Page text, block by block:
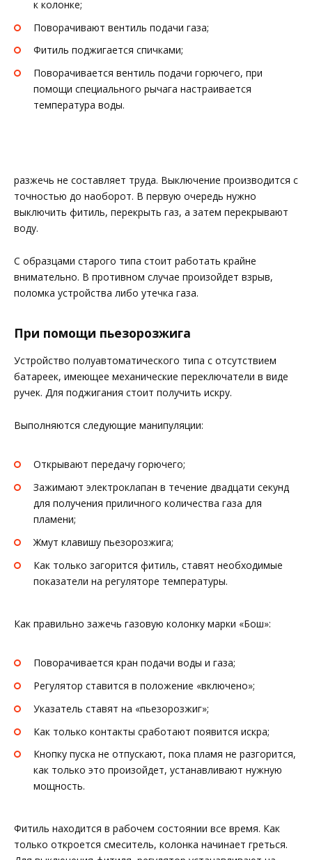
к колонке;
Поворачивают вентиль подачи газа;
Фитиль поджигается спичками;
Поворачивается вентиль подачи горючего, при
помощи специального рычага настраивается
температура воды.
разжечь не составляет труда. Выключение производится с
точностью до наоборот. В первую очередь нужно
выключить фитиль, перекрыть газ, а затем перекрывают
воду.
С образцами старого типа стоит работать крайне
внимательно. В противном случае произойдет взрыв,
поломка устройства либо утечка газа.
При помощи пьезорозжига
Устройство полуавтоматического типа с отсутствием
батареек, имеющее механические переключатели в виде
ручек. Для поджигания стоит получить искру.
Выполняются следующие манипуляции:
Открывают передачу горючего;
Зажимают электроклапан в течение двадцати секунд
для получения приличного количества газа для
пламени;
Жмут клавишу пьезорозжига;
Как только загорится фитиль, ставят необходимые
показатели на регуляторе температуры.
Как правильно зажечь газовую колонку марки «Бош»:
Поворачивается кран подачи воды и газа;
Регулятор ставится в положение «включено»;
Указатель ставят на «пьезорозжиг»;
Как только контакты сработают появится искра;
Кнопку пуска не отпускают, пока пламя не разгорится,
как только это произойдет, устанавливают нужную
мощность.
Фитиль находится в рабочем состоянии все время. Как
только откроется смеситель, колонка начинает греться.